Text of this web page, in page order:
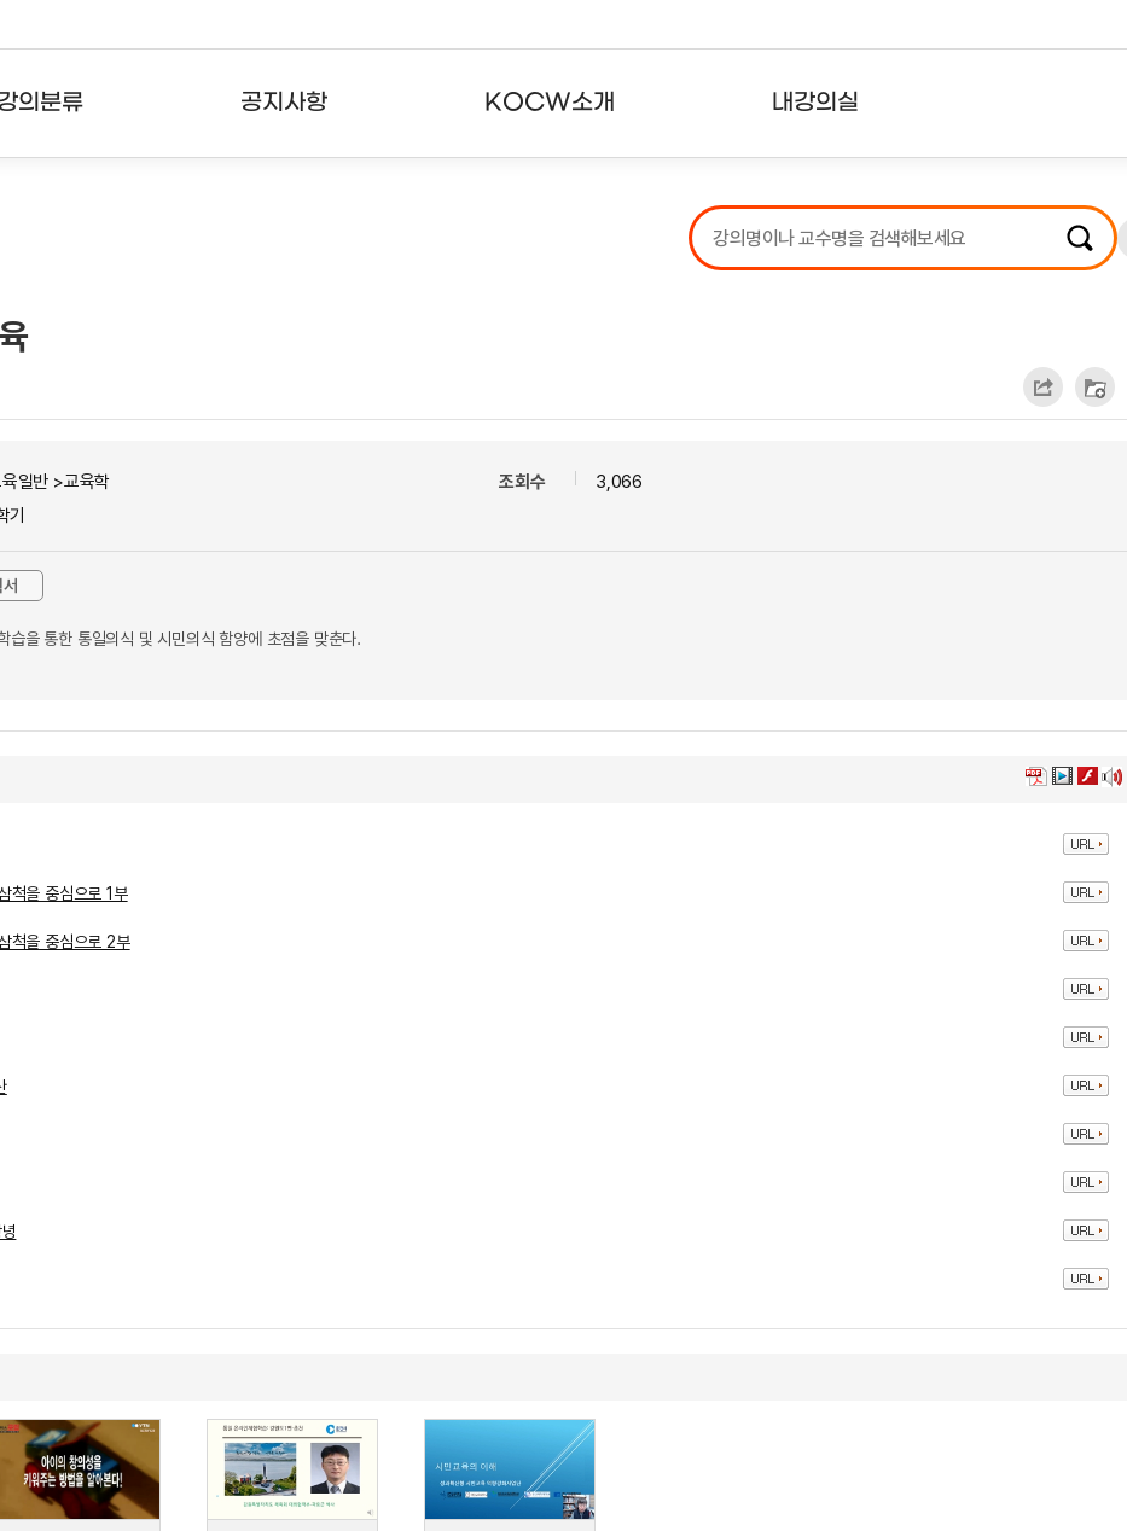
의분류
테마강의
공지사항 KOCW소개 내강의실
강의리스트
수강확인증강의
일반 >교육학
조회수 3,066
습을 통한 통일의식 및 시민의식 함양에 초점을 맞춘다.
척을 중심으로 1부
척을 중심으로 2부